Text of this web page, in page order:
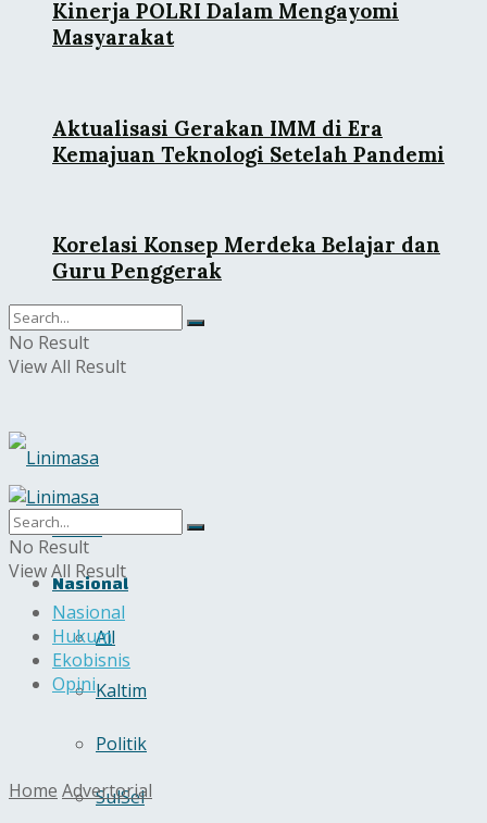
Kinerja POLRI Dalam Mengayomi
Masyarakat
Aktualisasi Gerakan IMM di Era
Kemajuan Teknologi Setelah Pandemi
Korelasi Konsep Merdeka Belajar dan
Guru Penggerak
No Result
View All Result
Home
Nasional
All
Kaltim
Politik
SulSel
No Result
View All Result
Nasional
Hukum
Ekobisnis
Opini
Home Advertorial